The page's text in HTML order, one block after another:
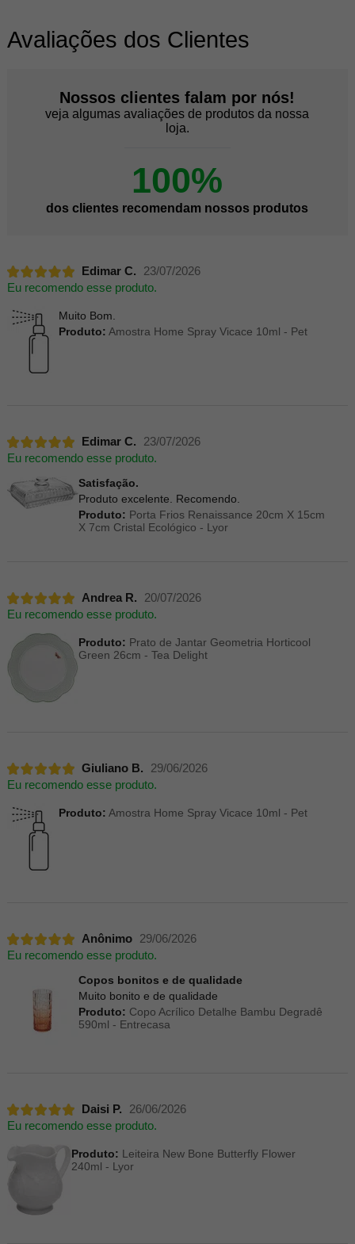
Avaliações dos Clientes
Nossos clientes falam por nós!
veja algumas avaliações de produtos da nossa
loja.
100%
dos clientes recomendam nossos produtos
Edimar C.
23/07/2026
Eu recomendo esse produto.
Muito Bom.
Produto: Amostra Home Spray Vicace 10ml - Pet
Edimar C.
23/07/2026
Eu recomendo esse produto.
Satisfação.
Produto excelente. Recomendo.
Produto: Porta Frios Renaissance 20cm X 15cm
X 7cm Cristal Ecológico - Lyor
Andrea R.
20/07/2026
Eu recomendo esse produto.
Produto: Prato de Jantar Geometria Horticool
Green 26cm - Tea Delight
Giuliano B.
29/06/2026
Eu recomendo esse produto.
Produto: Amostra Home Spray Vicace 10ml - Pet
Anônimo
29/06/2026
Eu recomendo esse produto.
Copos bonitos e de qualidade
Muito bonito e de qualidade
Produto: Copo Acrílico Detalhe Bambu Degradê
590ml - Entrecasa
Daisi P.
26/06/2026
Eu recomendo esse produto.
Produto: Leiteira New Bone Butterfly Flower
240ml - Lyor